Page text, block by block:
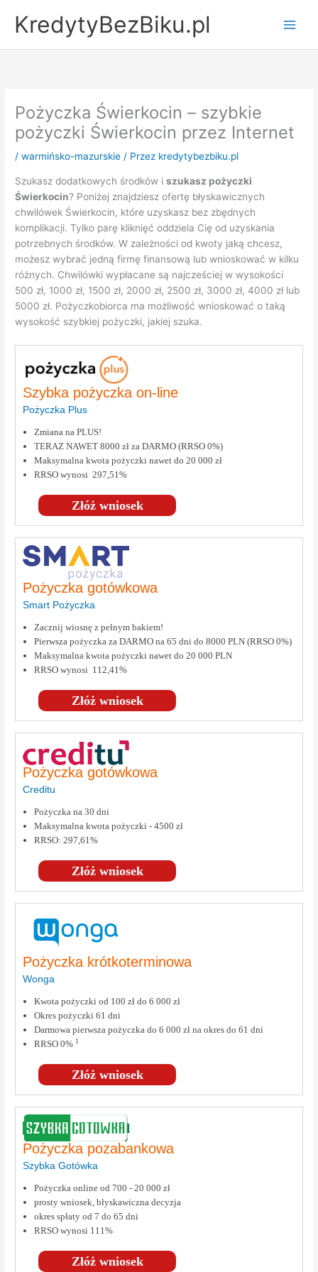
KredytyBezBiku.pl
Pożyczka Świerkocin – szybkie
pożyczki Świerkocin przez Internet
/warmińsko-mazurskie / Przez kredytybezbiku.pl
Szukasz dodatkowych środków iszukasz pożyczki
Świerkocin? Poniżej znajdziesz ofertę błyskawicznych
chwilówek Świerkocin, które uzyskasz bez zbędnych
komplikacji. Tylko parę kliknięć oddziela Cię od uzyskania
potrzebnych środków. W zależności od kwoty jaką chcesz,
możesz wybrać jedną firmę finansową lub wnioskować w kilku
różnych. Chwilówki wypłacane są najcześciej w wysokości
500 zł, 1000 zł, 1500 zł, 2000 zł, 2500 zł, 3000 zł, 4000 zł lub
5000 zł. Pożyczkobiorca ma możliwość wnioskować o taką
wysokość szybkiej pożyczki, jakiej szuka.
Szybka pożyczka on-line
Pożyczka Plus
Złóż wniosek
Zmiana na PLUS!
TERAZ NAWET 8000 zł za DARMO (RRSO 0%)
Maksymalna kwota pożyczki nawet do 20 000 zł
RRSO wynosi 297,51%
Pożyczka gotówkowa
Smart Pożyczka
Złóż wniosek
Zacznij wiosnę z pełnym bakiem!
Pierwsza pożyczka za DARMO na 65 dni do 8000 PLN (RRSO 0%)
Maksymalna kwota pożyczki nawet do 20 000 PLN
RRSO wynosi 112,41%
Pożyczka gotówkowa
Creditu
Złóż wniosek
Pożyczka na 30 dni
Maksymalna kwota pożyczki - 4500 zł
RRSO: 297,61%
Pożyczka krótkoterminowa
Wonga
Złóż wniosek
Kwota pożyczki od 100 zł do 6 000 zł
Okres pożyczki 61 dni
Darmowa pierwsza pożyczka do 6 000 zł na okres do 61 dni
RRSO 0% 1
Pożyczka pozabankowa
Szybka Gotówka
Złóż wniosek
Pożyczka online od 700 - 20 000 zł
prosty wniosek, błyskawiczna decyzja
okres spłaty od 7 do 65 dni
RRSO wynosi 111%